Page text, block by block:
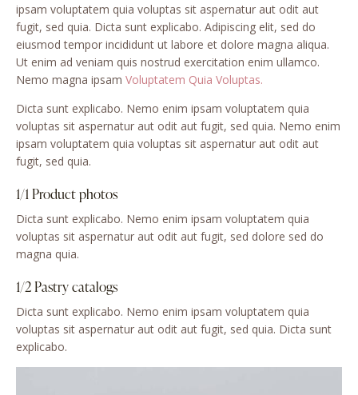
ipsam voluptatem quia voluptas sit aspernatur aut odit aut
fugit, sed quia. Dicta sunt explicabo. Adipiscing elit, sed do
eiusmod tempor incididunt ut labore et dolore magna aliqua.
Ut enim ad veniam quis nostrud exercitation enim ullamco.
Nemo magna ipsam Voluptatem Quia Voluptas.
Dicta sunt explicabo. Nemo enim ipsam voluptatem quia
voluptas sit aspernatur aut odit aut fugit, sed quia. Nemo enim
ipsam voluptatem quia voluptas sit aspernatur aut odit aut
fugit, sed quia.
1/1 Product photos
Dicta sunt explicabo. Nemo enim ipsam voluptatem quia
voluptas sit aspernatur aut odit aut fugit, sed dolore sed do
magna quia.
1/2 Pastry catalogs
Dicta sunt explicabo. Nemo enim ipsam voluptatem quia
voluptas sit aspernatur aut odit aut fugit, sed quia. Dicta sunt
explicabo.